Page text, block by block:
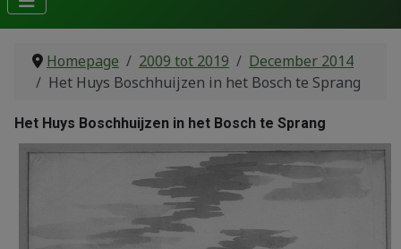
Homepage 2009 tot 2019
December 2014
Het Huys Boschhuijzen in het Bosch te Sprang
Het Huys Boschhuijzen in het Bosch te Sprang